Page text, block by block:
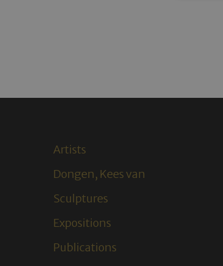
Artists
Dongen, Kees van
Sculptures
Expositions
Publications